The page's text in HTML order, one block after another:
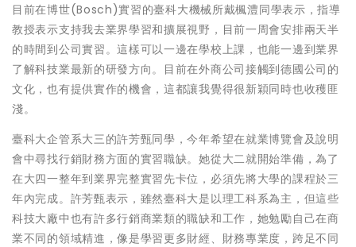
目前在博世(Bosch)實習的臺科大機械所戴楓澧同學表示，指導
教授表示支持我去業界學習和擴展視野，目前一周會安排兩天半
的時間到公司實習。這樣可以一邊在學校上課，也能一邊到業界
了解科技業最新的研發方向。目前在外商公司接觸到德國公司的
文化，也有提供實作的機會，這都讓我覺得很新穎同時也收穫匪
淺。
臺科大企管系大三的許芳甄同學，今年希望在就業博覽會及說明
會中尋找行銷財務方面的實習職缺。她從大二就開始準備，為了
在大四一整年到業界完整實習先卡位，必須先將大學的課程於三
年內完成。許芳甄表示，雖然臺科大是以理工科系為主，但這些
科技大廠中也有許多行銷商業類的職缺和工作，她勉勵自己在商
業不同的領域精進，像是學習更多財經、財務專業度，跨足不同